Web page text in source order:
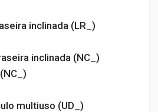
inclinada (LR_)
inclinada (NC_)
multiuso (UD_)